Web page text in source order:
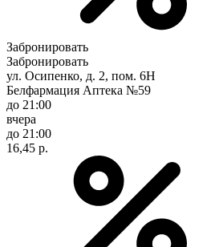
Забронировать
Забронировать
ул. Осипенко, д. 2, пом. 6Н
Белфармация Аптека №59
до 21:00
вчера
до 21:00
16,45 р.